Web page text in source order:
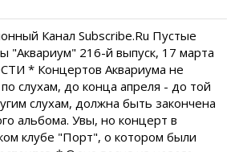
Канал Subscribe.Ru Пустые
"Аквариум" 216-й выпуск, 17 марта
* Концертов Аквариума не
слухам, до конца апреля - до той
слухам, должна быть закончена
альбома. Увы, но концерт в
клубе "Порт", о котором были